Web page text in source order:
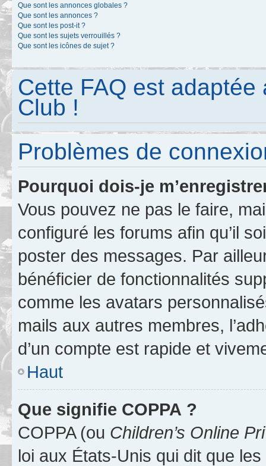
Que sont les annonces globales ?
Que sont les annonces ?
Que sont les post-it ?
Que sont les sujets verrouillés ?
Que sont les icônes de sujet ?
Cette FAQ est
Club !
Problèmes de
Pourquoi dois-je
Vous pouvez ne pas le faire,
configuré les forums afin qu’il
poster des messages. Par
bénéficier de fonctionnalités
comme les avatars
mails aux autres membres,
d’un compte est rapide et
Haut
Que signifie COPPA ?
COPPA (ou Children’s Online
loi aux États-Unis qui dit que